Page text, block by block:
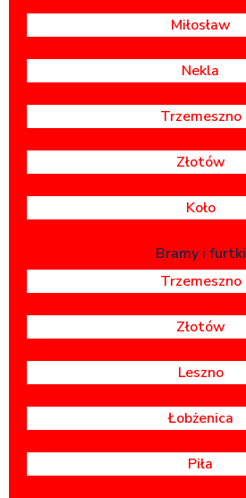
Miłosław
Nekla
Trzemeszno
Złotów
Koło
Bramy i furtki
Trzemeszno
Złotów
Leszno
Łobżenica
Piła